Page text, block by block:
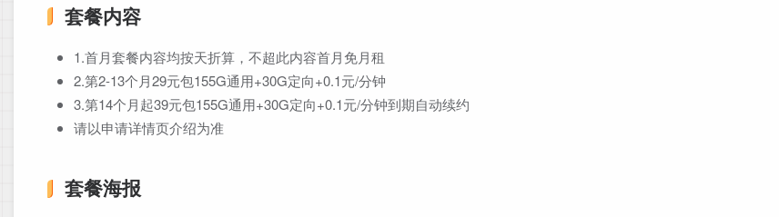
套餐内容
1.首月套餐内容均按天折算，不超此内容首月免月租
2.第2-13个月29元包155G通用+30G定向+0.1元/分钟
3.第14个月起39元包155G通用+30G定向+0.1元/分钟到期自动续约
请以申请详情页介绍为准
套餐海报